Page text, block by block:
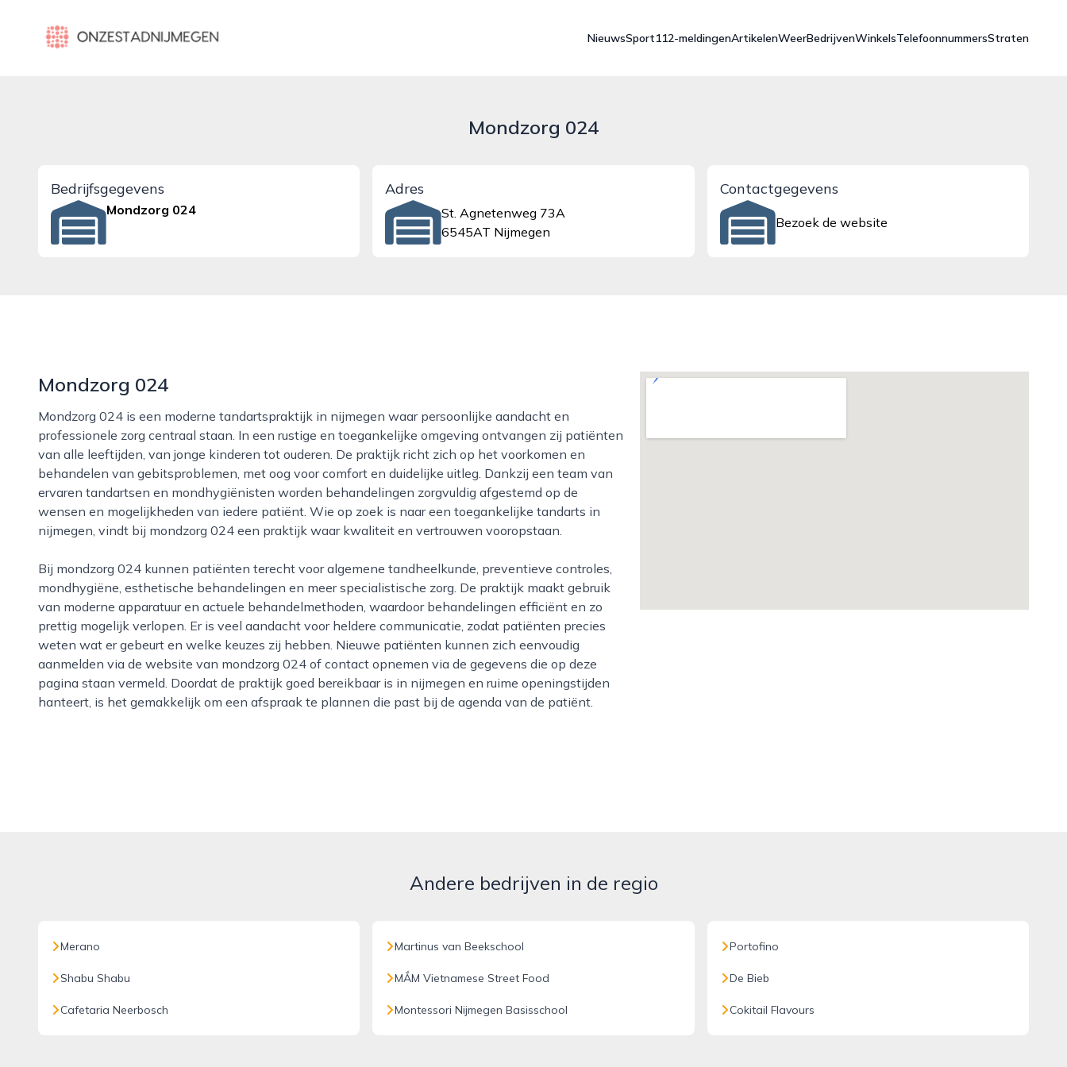
onzestadnijmegen.nl
NieuwsSport112-meldingenArtikelenWeerBedrijvenWinkelsTelefoonnummersStraten
Mondzorg 024
Bedrijfsgegevens
Mondzorg 024
Adres
St. Agnetenweg 73A
6545AT Nijmegen
Contactgegevens
Bezoek de website
Mondzorg 024
Mondzorg 024 is een moderne tandartspraktijk in nijmegen waar persoonlijke aandacht en
professionele zorg centraal staan. In een rustige en toegankelijke omgeving ontvangen zij patiënten
van alle leeftijden, van jonge kinderen tot ouderen. De praktijk richt zich op het voorkomen en
behandelen van gebitsproblemen, met oog voor comfort en duidelijke uitleg. Dankzij een team van
ervaren tandartsen en mondhygiënisten worden behandelingen zorgvuldig afgestemd op de
wensen en mogelijkheden van iedere patiënt. Wie op zoek is naar een toegankelijke tandarts in
nijmegen, vindt bij mondzorg 024 een praktijk waar kwaliteit en vertrouwen vooropstaan.
Bij mondzorg 024 kunnen patiënten terecht voor algemene tandheelkunde, preventieve controles,
mondhygiëne, esthetische behandelingen en meer specialistische zorg. De praktijk maakt gebruik
van moderne apparatuur en actuele behandelmethoden, waardoor behandelingen efficiënt en zo
prettig mogelijk verlopen. Er is veel aandacht voor heldere communicatie, zodat patiënten precies
weten wat er gebeurt en welke keuzes zij hebben. Nieuwe patiënten kunnen zich eenvoudig
aanmelden via de website van mondzorg 024 of contact opnemen via de gegevens die op deze
pagina staan vermeld. Doordat de praktijk goed bereikbaar is in nijmegen en ruime openingstijden
hanteert, is het gemakkelijk om een afspraak te plannen die past bij de agenda van de patiënt.
Andere bedrijven in de regio
Merano
Shabu Shabu
Cafetaria Neerbosch
Martinus van Beekschool
MẮM Vietnamese Street Food
Montessori Nijmegen Basisschool
Portofino
De Bieb
Cokitail Flavours